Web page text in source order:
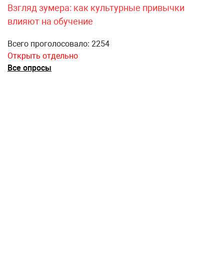
Взгляд зумера: как культурные привычки
влияют на обучение
Всего проголосовало: 2254
Открыть отдельно
Все опросы